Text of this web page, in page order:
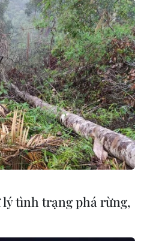
lượng cao Hà
tình trạng phá rừng,